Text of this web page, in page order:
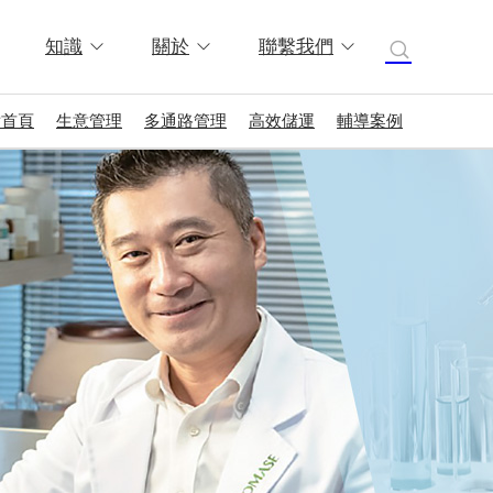
知識 關於 聯繫我們
頁 生意管理 多通路管理 高效儲運 輔導案例